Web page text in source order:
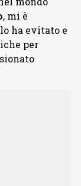
, mi è
ha evitato e
per